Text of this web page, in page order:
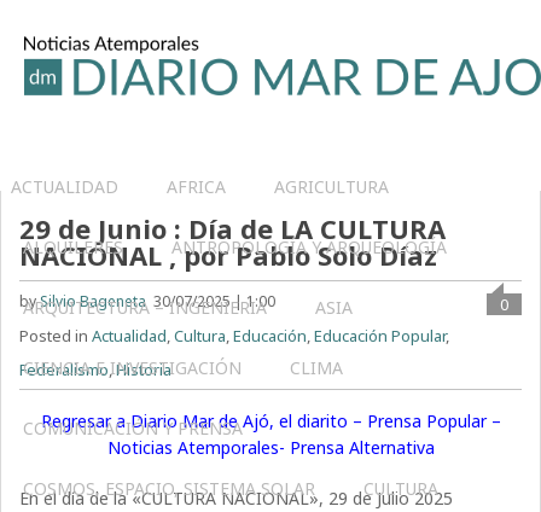
ACTUALIDAD AFRICA AGRICULTURA
ALQUILERES ANTROPOLOGÍA Y ARQUEOLOGÍA
ARQUITECTURA – INGENIERIA ASIA
CIENCIA E INVESTIGACIÓN CLIMA
COMUNICACIÓN Y PRENSA
COSMOS, ESPACIO, SISTEMA SOLAR CULTURA
29 de Junio : Día de LA CULTURA
NACIONAL , por Pablo Solo Díaz
bySilvio Bageneta 30/07/2025 | 1:00
0
Posted inActualidad,Cultura,Educación,Educación Popular,
Federalismo,Historia
Regresar a Diario Mar de Ajó, el diarito – Prensa Popular –
Noticias Atemporales- Prensa Alternativa
En el día de la «CULTURA NACIONAL», 29 de Julio 2025